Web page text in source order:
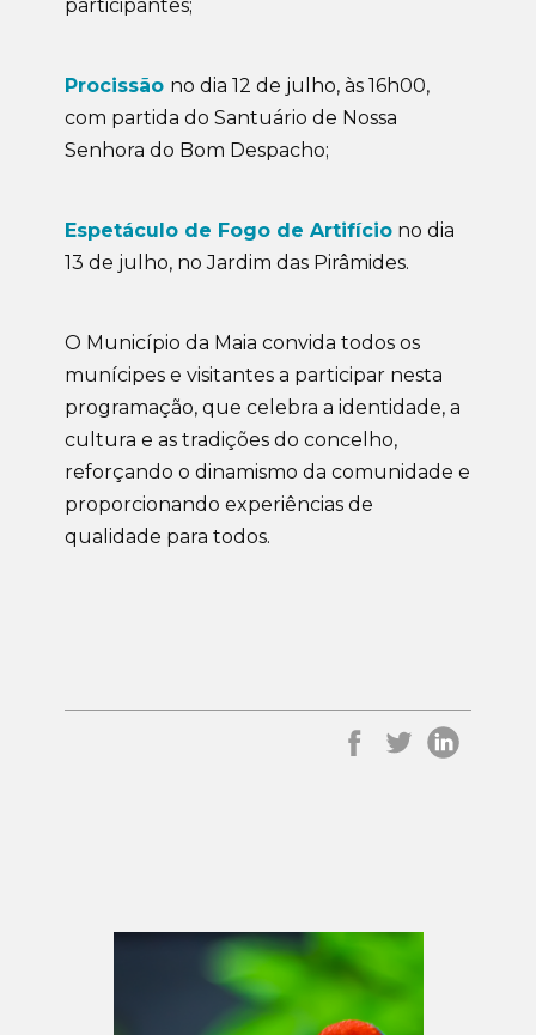
participantes;
Procissão no dia 12 de julho, às 16h00,
com partida do Santuário de Nossa
Senhora do Bom Despacho;
Espetáculo de Fogo de Artifício no dia
13 de julho, no Jardim das Pirâmides.
O Município da Maia convida todos os
munícipes e visitantes a participar nesta
programação, que celebra a identidade, a
cultura e as tradições do concelho,
reforçando o dinamismo da comunidade e
proporcionando experiências de
qualidade para todos.